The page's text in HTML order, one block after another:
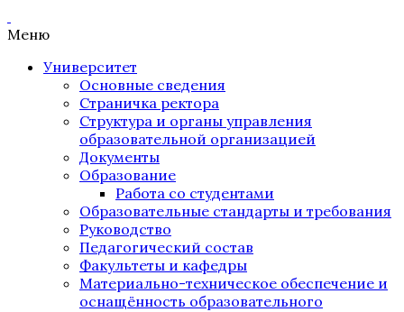
Меню
Университет
Основные сведения
Страничка ректора
Структура и органы управления
образовательной организацией
Документы
Образование
Работа со студентами
Образовательные стандарты и требования
Руководство
Педагогический состав
Факультеты и кафедры
Материально-техническое обеспечение и
оснащённость образовательного